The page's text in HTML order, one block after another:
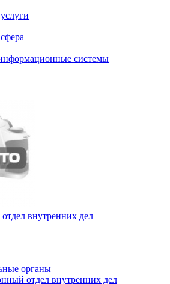
системы
внутренних дел
органы
отдел внутренних дел